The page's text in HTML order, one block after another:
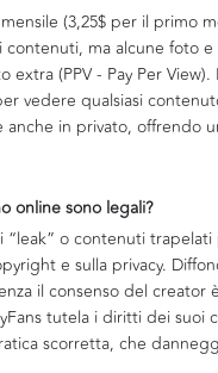
(3,25$ per il primo
contenuti, ma alcune foto
(PPV - Pay Per
vedere qualsiasi
in privato, offrendo
online sono legali?
o contenuti
e sulla privacy.
il consenso del creator
tutela i diritti dei suoi
scorretta, che